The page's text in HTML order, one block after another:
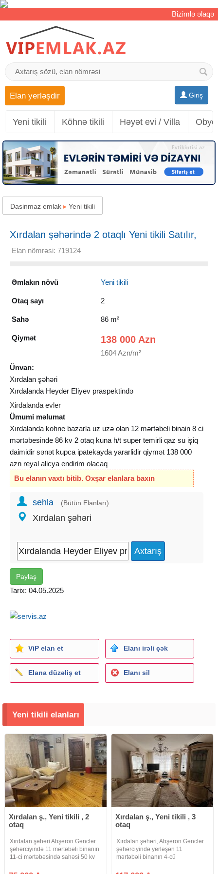
Bizimlə əlaqə
Giriş
Elan yerləşdir
Yeni tikili Köhnə tikili Həyət evi / Villa
Dasinmaz emlak ▸ Yeni tikili
Xırdalan şəhərində 2 otaqlı Yeni tikili Satılır,
86 m²
Elan nömrəsi: 719124
Əmlakın növü Yeni tikili
Otaq sayı 2
Sahə 86 m²
Qiymət 138 000 Azn
1604 Azn/m²
Ünvan:
Xırdalan şəhəri
Xırdalanda Heyder Eliyev praspektində
Xirdalanda evler
Ümumi məlumat
Xırdalanda kohne bazarla uz uzə olan 12 mərtəbeli binain 8 ci
mərtəbesinde 86 kv 2 otaq kuna h/t super temirli qaz su işiq
daimidir sənət kupca ipatekayda yararlidir qiymət 138 000
azn reyal alicya endirim olacaq
Bu elanın vaxtı bitib. Oxşar elanlara baxın
sehla (Bütün Elanları)
Xırdalan şəhəri
Paylaş
Tarix: 04.05.2025
ViP elan et Elanı irəli çək
Elana düzəliş et Elanı sil
Yeni tikili elanları
Xırdalan ş., Yeni tikili , 2
otaq
Xırdalan şəhəri Abşeron Gənclər
şəhərciyində 11 mərtəbəli binanın
11-ci mərtəbəsində sahəsi 50 kv
əşyalı bina evi təcili satılır.Qaz, su,
Xırdalan ş., Yeni tikili , 3
otaq
Xırdalan şəhəri, Abşeron Gənclər
şəhərciyində yerləşən 11
mərtəbəli binanın 4-cü
kv.m olan qanuni 3 otaqlı, orta